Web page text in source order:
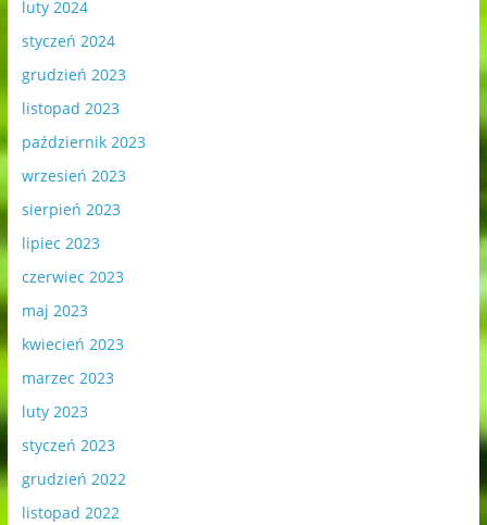
luty 2024
styczeń 2024
grudzień 2023
listopad 2023
październik 2023
wrzesień 2023
sierpień 2023
lipiec 2023
czerwiec 2023
maj 2023
kwiecień 2023
marzec 2023
luty 2023
styczeń 2023
grudzień 2022
listopad 2022